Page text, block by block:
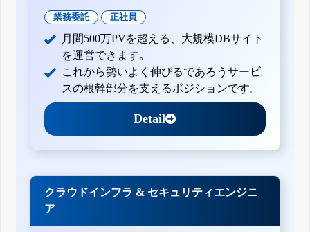
業務委託 正社員
月間500万PVを超える、大規模DBサイト
を運営できます。
これから勢いよく伸びるであろうサービ
スの根幹部分を支えるポジションです。
Detail
クラウドインフラ & セキュリティエンジニ
ア